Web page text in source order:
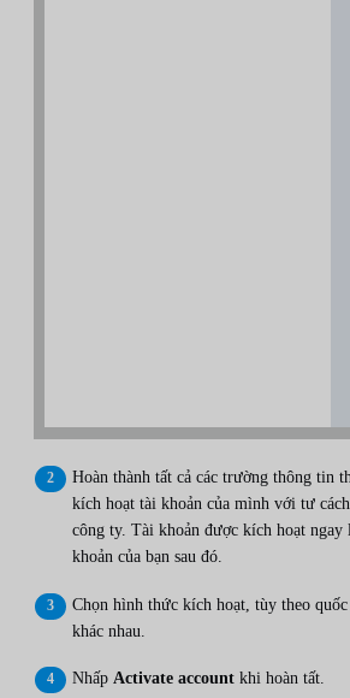
Hoàn thành tất cả các trường thông tin
kích hoạt tài khoản của mình với tư
công ty. Tài khoản được kích hoạt
khoản của bạn sau đó.
Chọn hình thức kích hoạt, tùy theo
khác nhau.
Nhấp Activate account khi hoàn tất.